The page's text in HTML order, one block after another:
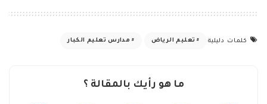
كلمات دليلية تعليم الرياض مدارس تعليم الكبار
ما هو رأيك بالمقالة ؟